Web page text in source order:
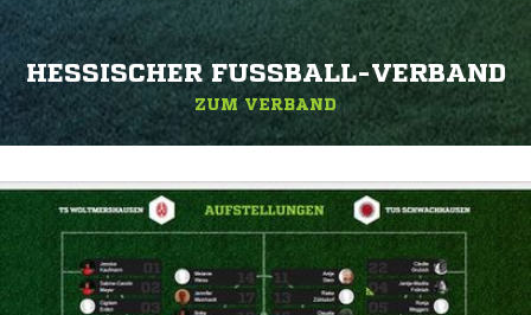
HESSISCHER FUSSBALL-VERBAND
ZUM VERBAND